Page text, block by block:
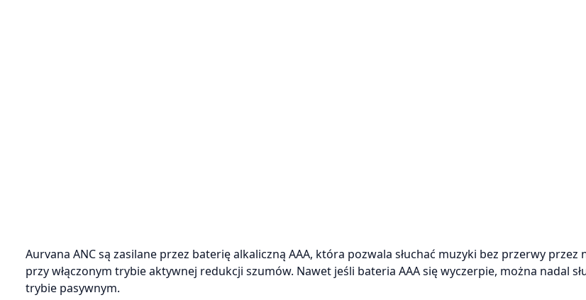
Aurvana ANC są zasilane przez baterię alkaliczną AAA, która pozwala słuchać muzyki bez przerwy przez
przy włączonym trybie aktywnej redukcji szumów. Nawet jeśli bateria AAA się wyczerpie, można nadal
trybie pasywnym.